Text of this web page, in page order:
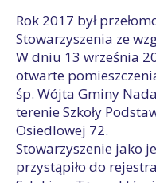
Rok 2017 był
Stowarzyszenia ze
W dniu 13 września
otwarte
śp. Wójta Gminy
terenie Szkoły
Osiedlowej 72.
Stowarzyszenie jako
przystąpiło do